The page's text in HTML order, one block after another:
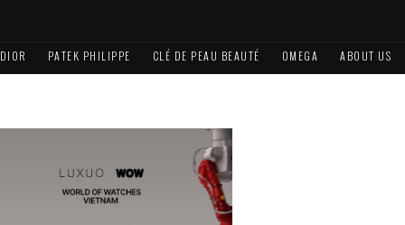
DIOR PATEK PHILIPPE CLÉ DE PEAU BEAUTÉ OMEGA ABOUT US